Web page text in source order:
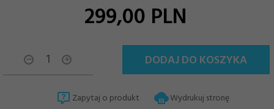
299,00 PLN
DODAJ DO KOSZYKA
Zapytaj o produkt Wydrukuj stronę